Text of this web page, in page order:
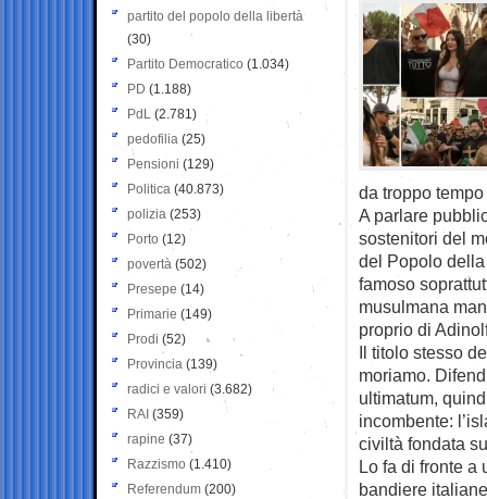
da troppo
A parlare
sostenitori del
del Popolo
famoso
musulmana
proprio di
Il titolo stesso
moriamo.
ultimatum,
incombente:
civiltà fondata
Lo fa di fronte a
bandiere
partito del popolo della libertà
(30)
Partito Democratico (1.034)
PD (1.188)
PdL (2.781)
pedofilia (25)
Pensioni (129)
Politica (40.873)
polizia (253)
Porto (12)
povertà (502)
Presepe (14)
Primarie (149)
Prodi (52)
Provincia (139)
radici e valori (3.682)
RAI (359)
rapine (37)
Razzismo (1.410)
Referendum (200)